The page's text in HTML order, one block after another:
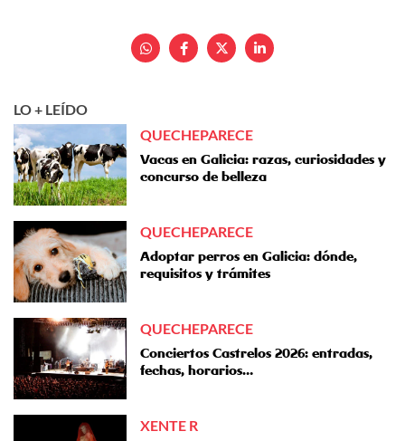
LO + LEÍDO
QUECHEPARECE
Vacas en Galicia: razas, curiosidades y
concurso de belleza
QUECHEPARECE
Adoptar perros en Galicia: dónde,
requisitos y trámites
QUECHEPARECE
Conciertos Castrelos 2026: entradas,
fechas, horarios…
XENTE R